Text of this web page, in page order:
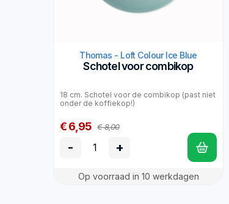
Thomas - Loft Colour Ice Blue
Schotel voor combikop
18 cm. Schotel voor de combikop (past niet
onder de koffiekop!)
€ 6,95 € 8,00
- +
Op voorraad in 10 werkdagen